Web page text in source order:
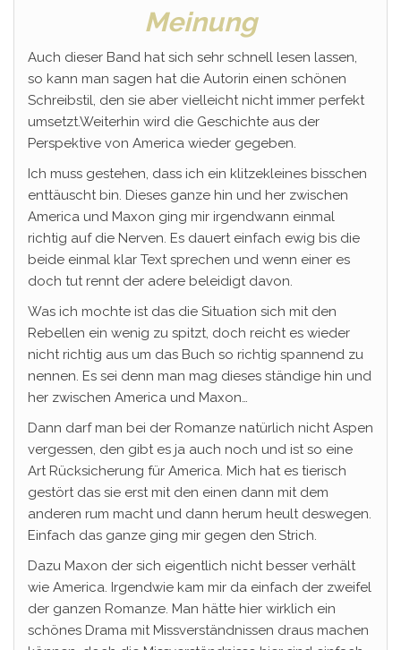
Meinung
Auch dieser Band hat sich sehr schnell lesen lassen,
so kann man sagen hat die Autorin einen schönen
Schreibstil, den sie aber vielleicht nicht immer perfekt
umsetzt.Weiterhin wird die Geschichte aus der
Perspektive von America wieder gegeben.
Ich muss gestehen, dass ich ein klitzekleines bisschen
enttäuscht bin. Dieses ganze hin und her zwischen
America und Maxon ging mir irgendwann einmal
richtig auf die Nerven. Es dauert einfach ewig bis die
beide einmal klar Text sprechen und wenn einer es
doch tut rennt der adere beleidigt davon.
Was ich mochte ist das die Situation sich mit den
Rebellen ein wenig zu spitzt, doch reicht es wieder
nicht richtig aus um das Buch so richtig spannend zu
nennen. Es sei denn man mag dieses ständige hin und
her zwischen America und Maxon…
Dann darf man bei der Romanze natürlich nicht Aspen
vergessen, den gibt es ja auch noch und ist so eine
Art Rücksicherung für America. Mich hat es tierisch
gestört das sie erst mit den einen dann mit dem
anderen rum macht und dann herum heult deswegen.
Einfach das ganze ging mir gegen den Strich.
Dazu Maxon der sich eigentlich nicht besser verhält
wie America. Irgendwie kam mir da einfach der zweifel
der ganzen Romanze. Man hätte hier wirklich ein
schönes Drama mit Missverständnissen draus machen